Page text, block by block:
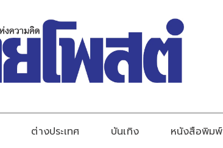
ต่างประเทศ บันเทิง หนังสือพิมพ์